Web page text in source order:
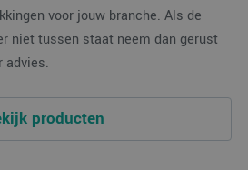
voor jouw branche. Als de
niet tussen staat neem dan gerust
advies.
producten